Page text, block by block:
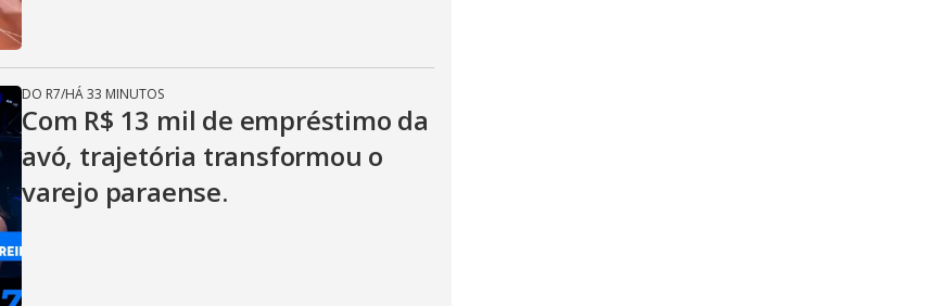
DO R7/HÁ 33 MINUTOS
Com R$ 13 mil de empréstimo da
avó, trajetória transformou o
varejo paraense.